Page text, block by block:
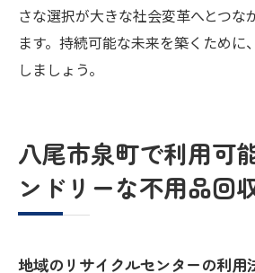
さな選択が大きな社会変革へとつな
ます。持続可能な未来を築くために
しましょう。
八尾市泉町で利用可
ンドリーな不用品回
地域のリサイクルセンターの利用